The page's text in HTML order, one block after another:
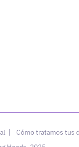
| Cómo tratamos tus